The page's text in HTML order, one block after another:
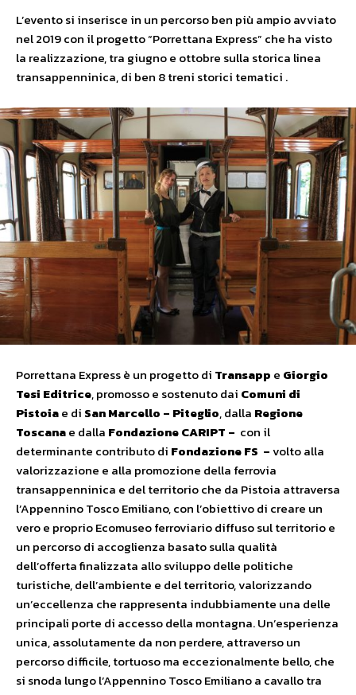
L’evento si inserisce in un percorso ben più ampio avviato
nel 2019 con il progetto “Porrettana Express” che ha visto
la realizzazione, tra giugno e ottobre sulla storica linea
transappenninica, di ben 8 treni storici tematici .
Porrettana Express è un progetto di Transapp e Giorgio
Tesi Editrice, promosso e sostenuto dai Comuni di
Pistoiae di San Marcello – Piteglio, dalla Regione
Toscanae dalla Fondazione CARIPT – con il
determinante contributo di Fondazione FS –volto alla
valorizzazione e alla promozione della ferrovia
transappenninica e del territorio che da Pistoia attraversa
l’Appennino Tosco Emiliano, con l’obiettivo di creare un
vero e proprio Ecomuseo ferroviario diffuso sul territorio e
un percorso di accoglienza basato sulla qualità
dell’offerta finalizzata allo sviluppo delle politiche
turistiche, dell’ambiente e del territorio, valorizzando
un’eccellenza che rappresenta indubbiamente una delle
principali porte di accesso della montagna. Un’esperienza
unica, assolutamente da non perdere, attraverso un
percorso difficile, tortuoso ma eccezionalmente bello, che
si snoda lungo l’Appennino Tosco Emiliano a cavallo tra